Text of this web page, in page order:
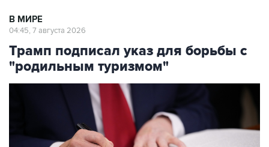
В МИРЕ
04:45, 7 августа 2026
Трамп подписал указ для борьбы с
"родильным туризмом"